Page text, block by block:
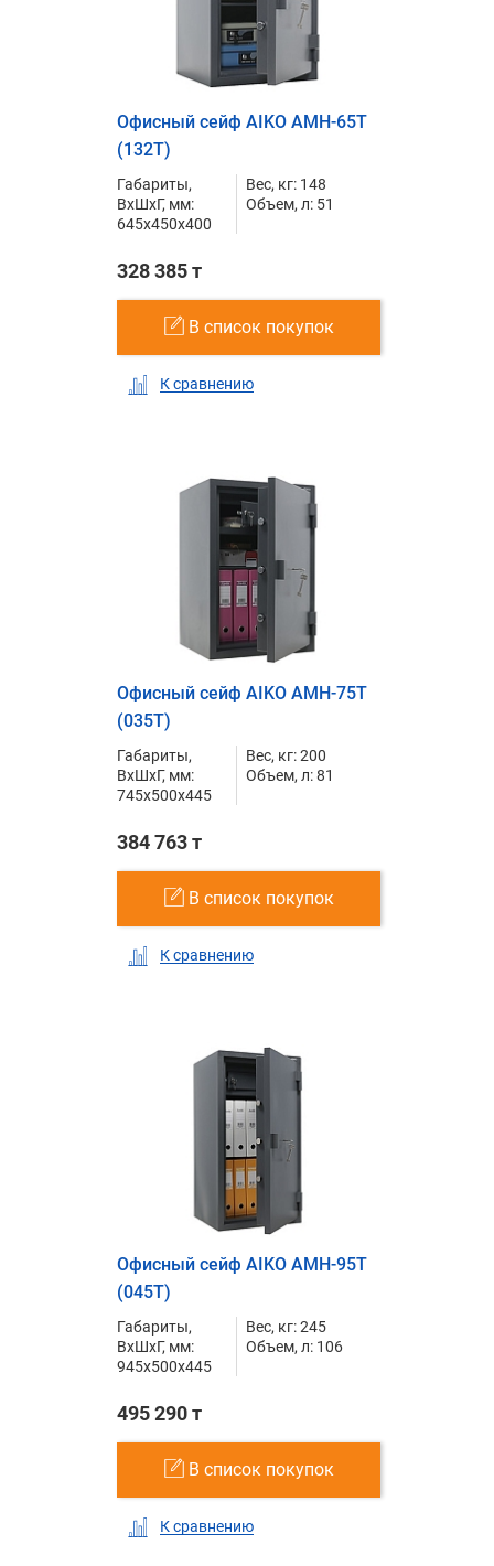
Офисный сейф AIKO AMH-65T
(132T)
Габариты,
ВxШxГ, мм:
645x450x400
Вес, кг: 148
Объем, л: 51
328 385 т
В список покупок
К сравнению
Офисный сейф AIKO AMH-75T
(035T)
Габариты,
ВxШxГ, мм:
745x500x445
Вес, кг: 200
Объем, л: 81
384 763 т
В список покупок
К сравнению
Офисный сейф AIKO AMH-95T
(045T)
Габариты,
ВxШxГ, мм:
945x500x445
Вес, кг: 245
Объем, л: 106
495 290 т
В список покупок
К сравнению